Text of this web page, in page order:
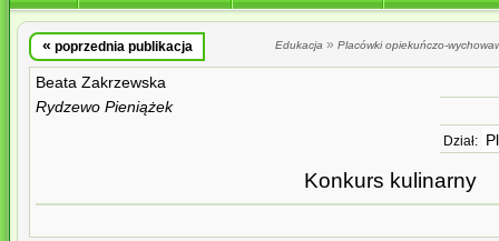
« poprzednia publikacja Edukacja » Placówki opiekuńczo-
Beata Zakrzewska
Rydzewo Pieniążek
Dział:
Konkurs kulinarny